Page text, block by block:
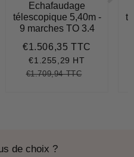
Echafaudage
télescopique 5,40m -
9 marches TO 3.4
Prix
réduit
€1.506,35 TTC
€1.255,29 HT
Prix
€1.709,94 TTC€1.709,94
de choix ?